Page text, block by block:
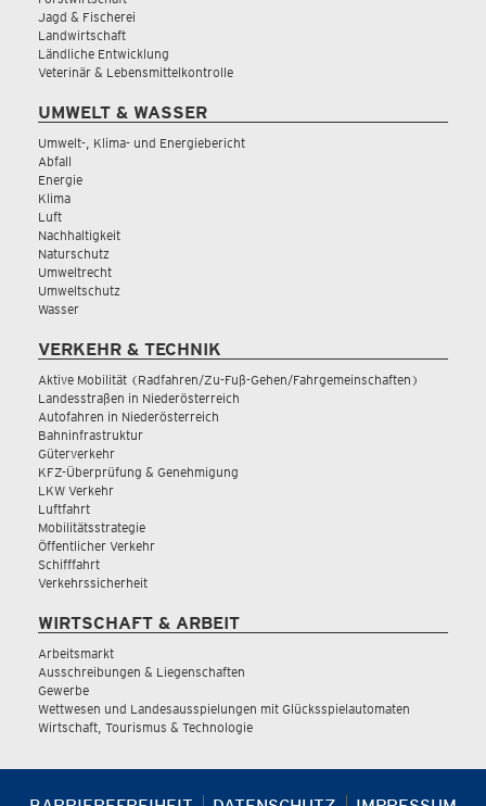
Jagd & Fischerei
Landwirtschaft
Ländliche Entwicklung
Veterinär & Lebensmittelkontrolle
UMWELT & WASSER
Umwelt-, Klima- und Energiebericht
Abfall
Energie
Klima
Luft
Nachhaltigkeit
Naturschutz
Umweltrecht
Umweltschutz
Wasser
VERKEHR & TECHNIK
Aktive Mobilität (Radfahren/Zu-Fuß-Gehen/Fahrgemeinschaften)
Landesstraßen in Niederösterreich
Autofahren in Niederösterreich
Bahninfrastruktur
Güterverkehr
KFZ-Überprüfung & Genehmigung
LKW Verkehr
Luftfahrt
Mobilitätsstrategie
Öffentlicher Verkehr
Schifffahrt
Verkehrssicherheit
WIRTSCHAFT & ARBEIT
Arbeitsmarkt
Ausschreibungen & Liegenschaften
Gewerbe
Wettwesen und Landesausspielungen mit Glücksspielautomaten
Wirtschaft, Tourismus & Technologie